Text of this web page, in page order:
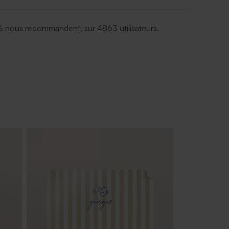
nous recommandent, sur 4863 utilisateurs.